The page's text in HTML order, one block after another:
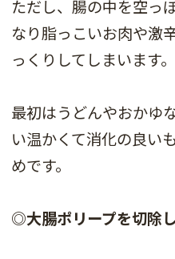
ただし、腸の中を空っ
なり脂っこいお肉や激
っくりしてしまいます。
最初はうどんやおかゆ
い温かくて消化の良い
めです。
◎大腸ポリープを切除